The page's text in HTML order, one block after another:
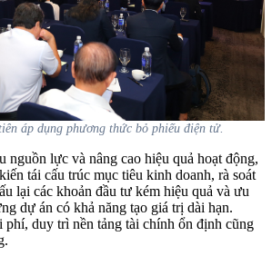
áp dụng phương thức bỏ phiếu điện tử.
lực và nâng cao hiệu quả hoạt động,
tái cấu trúc mục tiêu kinh doanh, rà soát
lại các khoản đầu tư kém hiệu quả và ưu
dự án có khả năng tạo giá trị dài hạn.
phí, duy trì nền tảng tài chính ổn định cũng